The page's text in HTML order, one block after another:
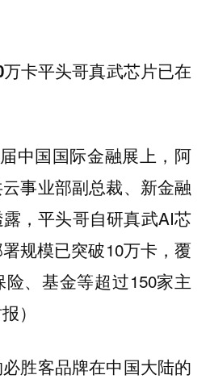
卡平头哥真武芯片已在
中国国际金融展上，阿
事业部副总裁、新金融
，平头哥自研真武AI芯
规模已突破10万卡，覆
、基金等超过150家主
）
胜客品牌在中国大陆的